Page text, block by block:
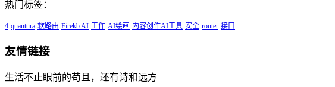
热门标签：
4 quantura 软路由 Firekb AI 工作 AI绘画 内容创作AI工具 安全 router 接口
友情链接
生活不止眼前的苟且，还有诗和远方